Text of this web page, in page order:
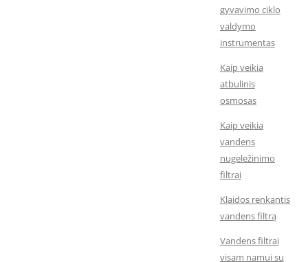
gyvavimo ciklo
valdymo
instrumentas
Kaip veikia
atbulinis
osmosas
Kaip veikia
vandens
nugeležinimo
filtrai
Klaidos renkantis
vandens filtrą
Vandens filtrai
visam namui su